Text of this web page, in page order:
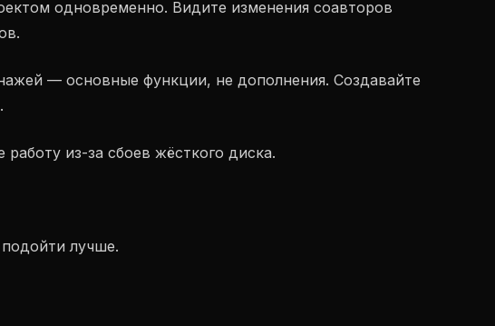
одновременно. Видите изменения соавторов
— основные функции, не дополнения. Создавайте
из-за сбоев жёсткого диска.
лучше.